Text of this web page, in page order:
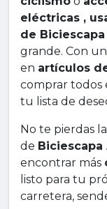
eléctricas ,
de Biciescapa
grande. Con
en artículos
comprar todos
tu lista de
No te pierdas
de Biciescapa
encontrar más
listo para tu
carretera,